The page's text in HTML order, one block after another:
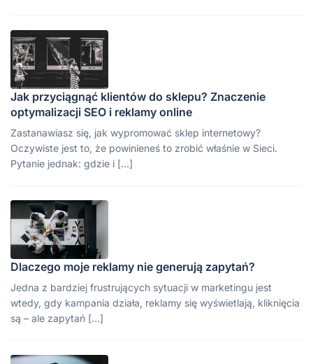
Jak przyciągnąć klientów do sklepu? Znaczenie
optymalizacji SEO i reklamy online
Zastanawiasz się, jak wypromować sklep internetowy?
Oczywiste jest to, że powinieneś to zrobić właśnie w Sieci.
Pytanie jednak: gdzie i […]
Dlaczego moje reklamy nie generują zapytań?
Jedna z bardziej frustrujących sytuacji w marketingu jest
wtedy, gdy kampania działa, reklamy się wyświetlają, kliknięcia
są – ale zapytań […]